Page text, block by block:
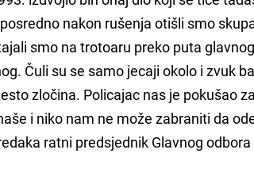
nakon rušenja otišli smo
smo na trotoaru preko puta
Čuli su se samo jecaji okolo i zvuk
zločina. Policajac nas je pokušao
i niko nam ne može zabraniti da
ratni predsjednik Glavnog